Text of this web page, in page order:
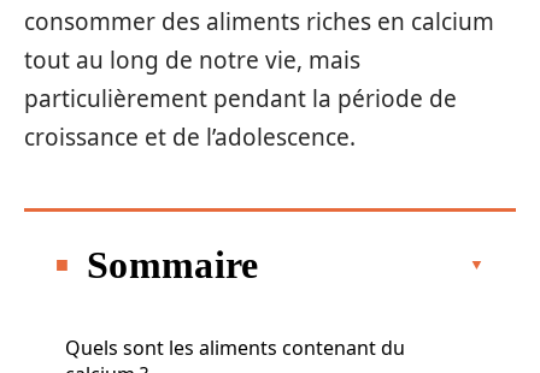
consommer des aliments riches en calcium
tout au long de notre vie, mais
particulièrement pendant la période de
croissance et de l’adolescence.
Sommaire
Quels sont les aliments contenant du